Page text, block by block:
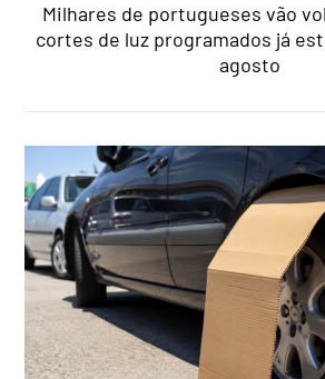
Milhares de portugueses vão
cortes de luz programados já
agosto